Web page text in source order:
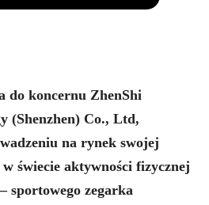
do koncernu ZhenShi
(Shenzhen) Co., Ltd,
na rynek swojej
świecie aktywności fizycznej
sportowego zegarka